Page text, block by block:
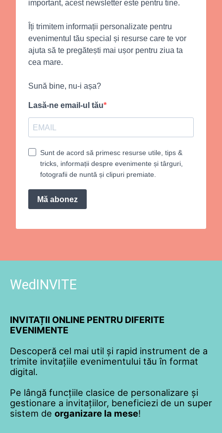
important, acest newsletter este pentru tine.
Îți trimitem informații personalizate pentru
evenimentul tău special și resurse care te vor
ajuta să te pregătești mai ușor pentru ziua ta
cea mare.
Sună bine, nu-i așa?
Lasă-ne email-ul tău
Sunt de acord să primesc resurse utile, tips &
tricks, informații despre evenimente și târguri,
fotografii de nuntă și clipuri premiate.
Mă abonez
WedINVITE
INVITAȚII ONLINE PENTRU DIFERITE
EVENIMENTE
Descoperă cel mai util și rapid instrument de a
trimite invitațiile evenimentului tău în format
digital.
Pe lângă funcțiile clasice de personalizare și
gestionare a invitațiilor, beneficiezi de un super
sistem de organizare la mese!